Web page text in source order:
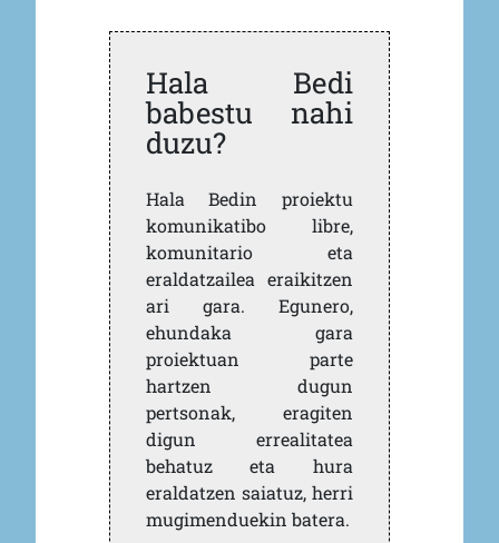
Hala Bedi
babestu nahi
duzu?
Hala Bedin proiektu
komunikatibo libre,
komunitario eta
eraldatzailea eraikitzen
ari gara. Egunero,
ehundaka gara
proiektuan parte
hartzen dugun
pertsonak, eragiten
digun errealitatea
behatuz eta hura
eraldatzen saiatuz, herri
mugimenduekin batera.